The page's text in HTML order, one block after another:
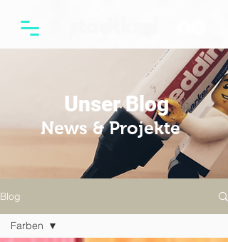
Unser Blog
News & Projekte
Blog
Farben